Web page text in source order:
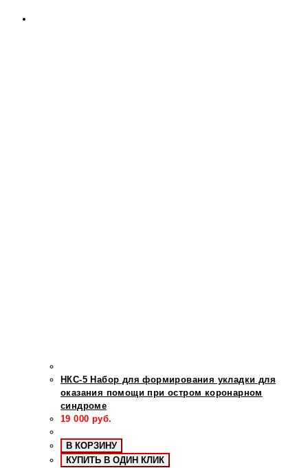
НКС-5 Набор для формирования укладки для
оказания помощи при остром коронарном
синдроме
19 000 руб.
В КОРЗИНУ
КУПИТЬ В ОДИН КЛИК